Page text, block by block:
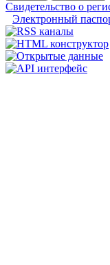
Свидетельство о
Электронный